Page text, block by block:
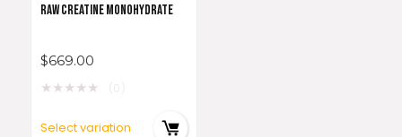
RAW CREATINE MONOHYDRATE
$669.00
★★★★★
Select variation